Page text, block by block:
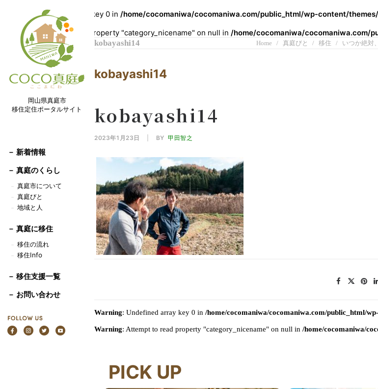
: Undefined array key 0 in /home/cocomaniwa/cocomaniwa.com/public_html/wp-content/
Warning : Attempt to read property "category_nicename" on null in /home/cocomaniwa/cocomaniwa.com/
岡山県真庭市
移住定住ポータルサイト
－ 新着情報
－ 真庭のくらし
－ 真庭市について
－ 真庭びと
－ 地域と人
－ 真庭に移住
－ 移住の流れ
－ 移住Info
－ 移住支援一覧
－ お問い合わせ
kobayashi14 Home 真庭びと 移住 いつか絶対
kobayashi14
kobayashi14
2023年1月23日 BY 甲田智之
Warning: Undefined array key 0 in /home/cocomaniwa/cocomaniwa.com/public_html/
Warning: Attempt to read property "category_nicename" on null in /home/cocomaniwa/
PICK UP